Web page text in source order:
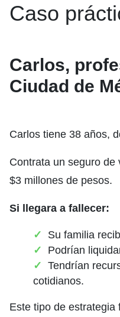
Caso
Carlos,
Ciudad de
Carlos tiene 38 años,
Contrata un seguro
$3 millones de pesos.
Si llegara a fallecer:
Su familia
Podrían
Tendrían
cotidianos.
Este tipo de